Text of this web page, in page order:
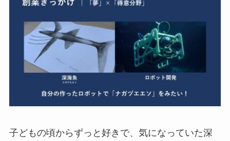
子どもの頃からずっと好きで、気になっていた深